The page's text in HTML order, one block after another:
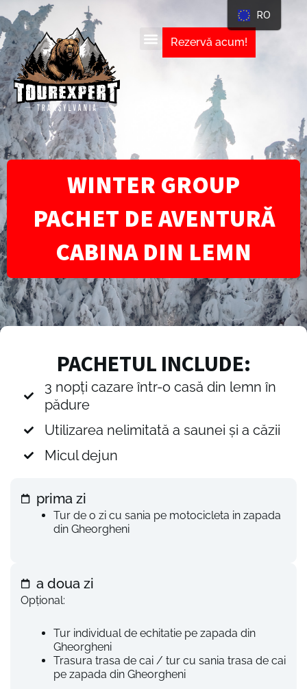
Rezervă acum!
WINTER GROUP
PACHET DE AVENTURĂ
CABINA DIN LEMN
PACHETUL INCLUDE:
3 nopți cazare într-o casă din lemn în
pădure
Utilizarea nelimitată a saunei și a căzii
Micul dejun
prima zi
Tur de o zi cu sania pe motocicleta in zapada
din Gheorgheni
a doua zi
Opțional:
Tur individual de echitatie pe zapada din
Gheorgheni
Trasura trasa de cai / tur cu sania trasa de cai
pe zapada din Gheorgheni
RO